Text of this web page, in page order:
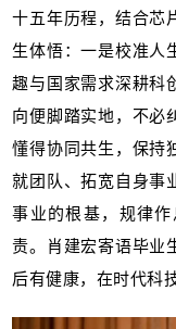
十五年历程，结合芯
生体悟：一是校准人
趣与国家需求深耕科
向便脚踏实地，不必
懂得协同共生，保持
就团队、拓宽自身事
事业的根基，规律
责。肖建宏寄语毕业
后有健康，在时代科